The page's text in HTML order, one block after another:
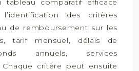
tableau comparatif efficace
des critères
de remboursement sur les
tarif mensuel, délais de
annuels, services
critère peut ensuite